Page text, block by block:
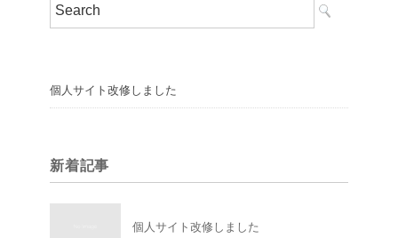
個人サイト改修しました
新着記事
個人サイト改修しました